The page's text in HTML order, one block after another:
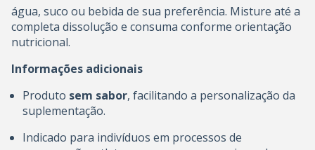
água, suco ou bebida de sua preferência. Misture até a
completa dissolução e consuma conforme orientação
nutricional.
Informações adicionais
Produto sem sabor, facilitando a personalização da
suplementação.
Indicado para indivíduos em processos de